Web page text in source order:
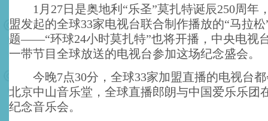
1月27日是奥地利“乐圣”莫扎特诞辰250周年
盟发起的全球33家电视台联合制作播放的“马拉
题——“环球24小时莫扎特”也将开播，中央电视
一带节目全球放送的电视台参加这场纪念盛会。
今晚7点30分，全球33家加盟直播的电视台都
北京中山音乐堂，全球直播郎朗与中国爱乐乐团
纪念音乐会。